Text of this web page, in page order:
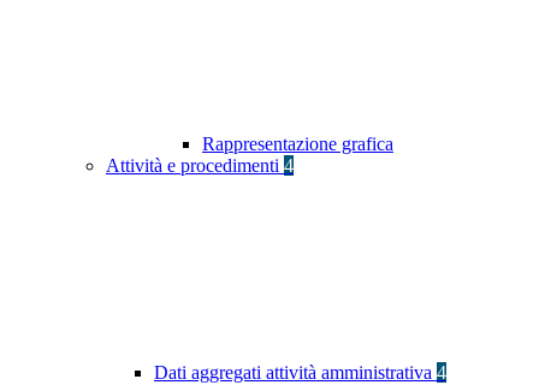
Rappresentazione grafica
Attività e procedimenti 4
Dati aggregati attività amministrativa 4